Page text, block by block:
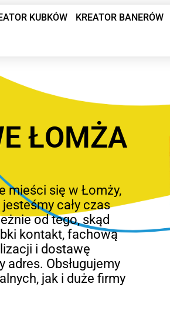
KUBKÓW KREATOR BANERÓW
ŁOMŻA
mieści się w Łomży,
cały czas
od tego, skąd
kontakt, fachową
i dostawę
adres. Obsługujemy
jak i duże firmy